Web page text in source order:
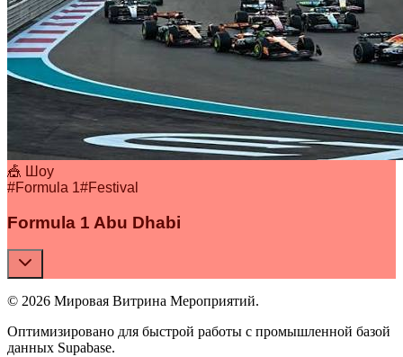
🎪 Шоу
#Formula 1#Festival
Formula 1 Abu Dhabi
© 2026 Мировая Витрина Мероприятий.
Оптимизировано для быстрой работы с промышленной базой
данных Supabase.